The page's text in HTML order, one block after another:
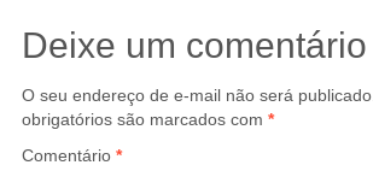
Deixe um comentário
O seu endereço de e-mail não será publicado.
obrigatórios são marcados com *
Comentário *